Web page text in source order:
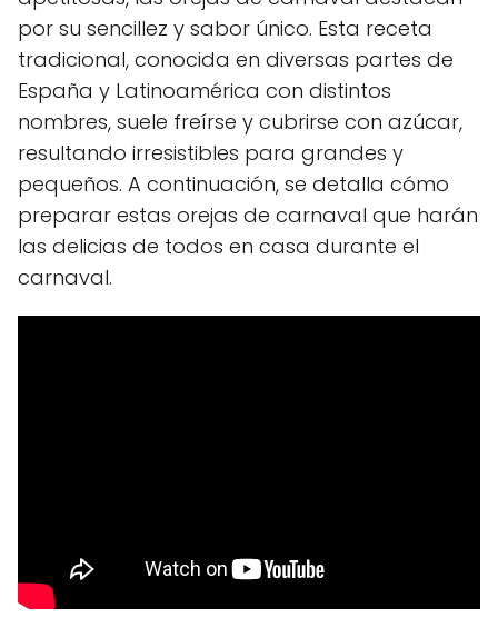
por su sencillez y sabor único. Esta receta
tradicional, conocida en diversas partes de
España y Latinoamérica con distintos
nombres, suele freírse y cubrirse con azúcar,
resultando irresistibles para grandes y
pequeños. A continuación, se detalla cómo
preparar estas orejas de carnaval que harán
las delicias de todos en casa durante el
carnaval.